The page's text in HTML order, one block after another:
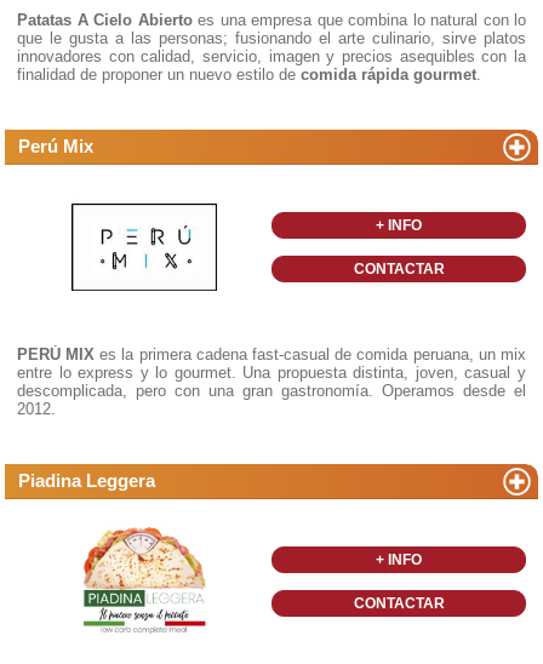
Patatas A Cielo Abierto es una empresa que combina lo natural con lo
que le gusta a las personas; fusionando el arte culinario, sirve platos
innovadores con calidad, servicio, imagen y precios asequibles con la
finalidad de proponer un nuevo estilo de comida rápida gourmet
Perú Mix
+ INFO
CONTACTAR
PERÚ MIX es la primera cadena fast-casual de comida peruana, un mix
entre lo express y lo gourmet. Una propuesta distinta, joven, casual y
descomplicada, pero con una gran gastronomía. Operamos desde el
2012.
Piadina Leggera
+ INFO
CONTACTAR